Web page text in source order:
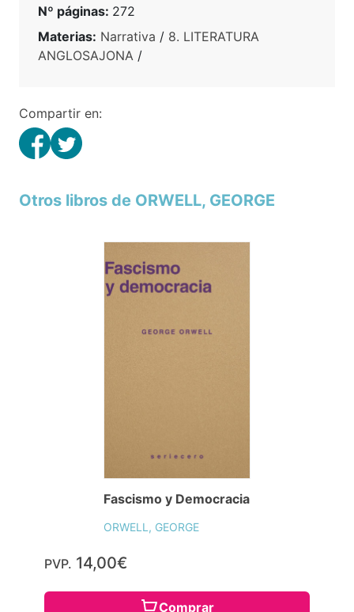
Nº páginas: 272
Materias: Narrativa / 8. LITERATURA
ANGLOSAJONA /
Compartir en:
Otros libros de ORWELL, GEORGE
Fascismo y Democracia
ORWELL, GEORGE
PVP. 14,00€
Comprar